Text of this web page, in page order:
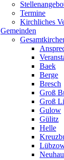
Termine
Kirchliches
Gemeinden
Baek
Berge
Bresch
Groß
Groß
Gulow
Gülitz
Helle